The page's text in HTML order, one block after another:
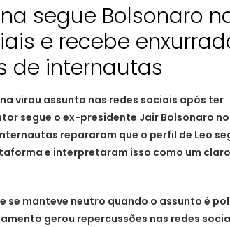
segue Bolsonaro
e recebe
de internautas
virou assunto nas redes sociais após ter
segue o ex-presidente Jair Bolsonaro no
repararam que o perfil de Leo
e interpretaram isso como um
se manteve neutro quando o assunto é
gerou repercussões nas redes